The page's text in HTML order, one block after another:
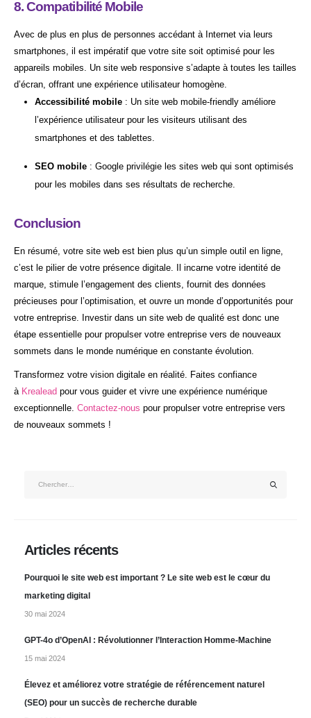
8. Compatibilité Mobile
Avec de plus en plus de personnes accédant à Internet via leurs
smartphones, il est impératif que votre site soit optimisé pour les
appareils mobiles. Un site web responsive s’adapte à toutes les tailles
d’écran, offrant une expérience utilisateur homogène.
Accessibilité mobile : Un site web mobile-friendly améliore
l’expérience utilisateur pour les visiteurs utilisant des
smartphones et des tablettes.
SEO mobile : Google privilégie les sites web qui sont optimisés
pour les mobiles dans ses résultats de recherche.
Conclusion
En résumé, votre site web est bien plus qu’un simple outil en ligne,
c’est le pilier de votre présence digitale. Il incarne votre identité de
marque, stimule l’engagement des clients, fournit des données
précieuses pour l’optimisation, et ouvre un monde d’opportunités pour
votre entreprise. Investir dans un site web de qualité est donc une
étape essentielle pour propulser votre entreprise vers de nouveaux
sommets dans le monde numérique en constante évolution.
Transformez votre vision digitale en réalité. Faites confiance
à Krealead pour vous guider et vivre une expérience numérique
exceptionnelle. Contactez-nous pour propulser votre entreprise vers
de nouveaux sommets !
Articles récents
Pourquoi le site web est important ? Le site web est le cœur du
marketing digital
30 mai 2024
GPT-4o d’OpenAI : Révolutionner l’Interaction Homme-Machine
15 mai 2024
Élevez et améliorez votre stratégie de référencement naturel
(SEO) pour un succès de recherche durable